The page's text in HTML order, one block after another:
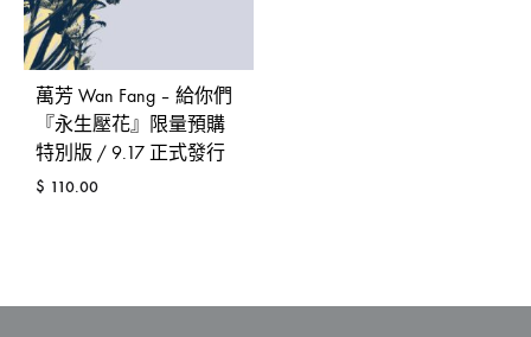
萬芳 Wan Fang – 給你們
『永生壓花』限量預購
特別版 / 9.17 正式發行
$ 110.00
WISHLIST